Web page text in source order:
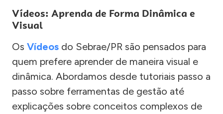
Vídeos: Aprenda de Forma Dinâmica e
Visual
Os Vídeos do Sebrae/PR são pensados para
quem prefere aprender de maneira visual e
dinâmica. Abordamos desde tutoriais passo a
passo sobre ferramentas de gestão até
explicações sobre conceitos complexos de